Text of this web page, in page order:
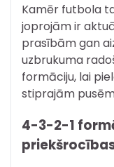
Kamēr futbola
joprojām ir
prasībām gan
uzbrukuma
formāciju, lai
stiprajām
4-3-2-1